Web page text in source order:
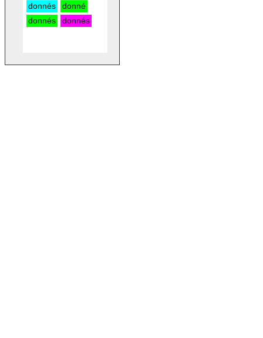
donnés
donné
donnés
donnés